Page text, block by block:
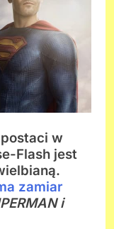
w
Flash jest
zamiar
i